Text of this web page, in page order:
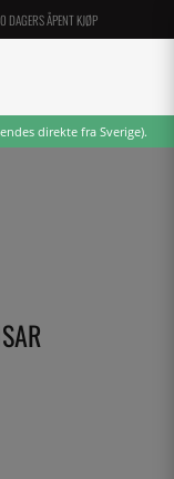
DAGERS ÅPENT KJØP
direkte fra Sverige).